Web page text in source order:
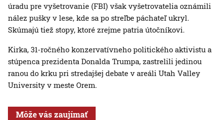
úradu pre vyšetrovanie (FBI) však vyšetrovatelia oznámili
nález pušky v lese, kde sa po streľbe páchateľ ukryl.
Skúmajú tiež stopy, ktoré zrejme patria útočníkovi.
Kirka, 31-ročného konzervatívneho politického aktivistu a
stúpenca prezidenta Donalda Trumpa, zastrelili jedinou
ranou do krku pri stredajšej debate v areáli Utah Valley
University v meste Orem.
Môže vás zaujímať